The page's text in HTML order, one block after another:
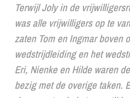
Terwijl Joly in de
was alle vrijwilligers op te
zaten Tom en Ingmar boven
wedstrijdleiding en het
Eri, Nienke en Hilde waren
bezig met de overige taken.